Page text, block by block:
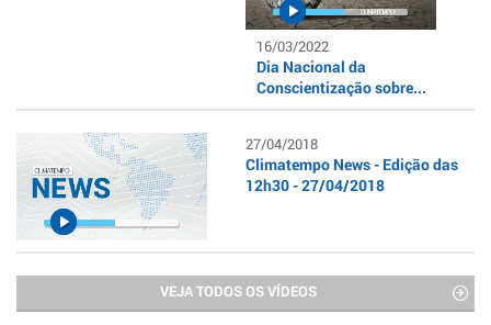
16/03/2022
Dia Nacional da
Conscientização sobre...
27/04/2018
Climatempo News - Edição das
12h30 - 27/04/2018
VEJA TODOS OS VÍDEOS